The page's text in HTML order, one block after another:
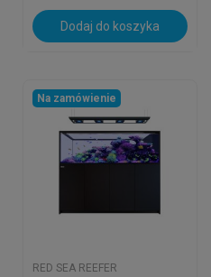
Dodaj do koszyka
Na zamówienie
RED SEA REEFER